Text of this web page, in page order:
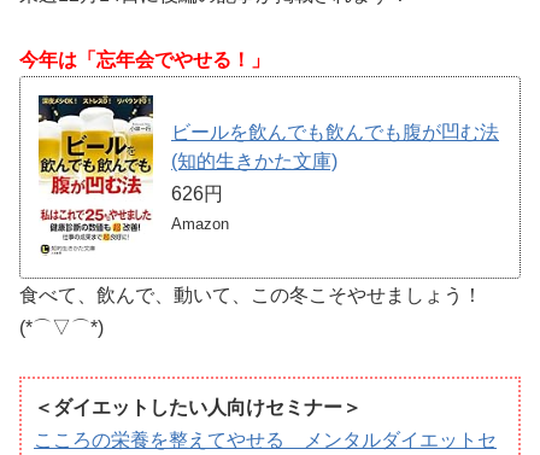
今年は「忘年会でやせる！」
ビールを飲んでも飲んでも腹が凹む法
(知的生きかた文庫)
626円
Amazon
食べて、飲んで、動いて、この冬こそやせましょう！
(*⌒▽⌒*)
＜ダイエットしたい人向けセミナー＞
こころの栄養を整えてやせる メンタルダイエットセ